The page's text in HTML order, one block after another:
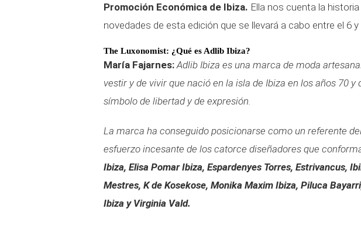
Promoción Económica de Ibiza. Ella nos cuenta la
novedades de esta edición que se llevará a cabo entre el 6 y
The Luxonomist: ¿Qué es Adlib Ibiza?
María Fajarnes: Adlib Ibiza es una marca de moda
vestir y de vivir que nació en la isla de Ibiza en los años 70
símbolo de libertad y de expresión.
La marca ha conseguido posicionarse como un referente
esfuerzo incesante de los catorce diseñadores que
Ibiza, Elisa Pomar Ibiza, Espardenyes Torres, Estrivancus,
Mestres, K de Kosekose, Monika Maxim Ibiza, Piluca
Ibiza y Virginia Vald.